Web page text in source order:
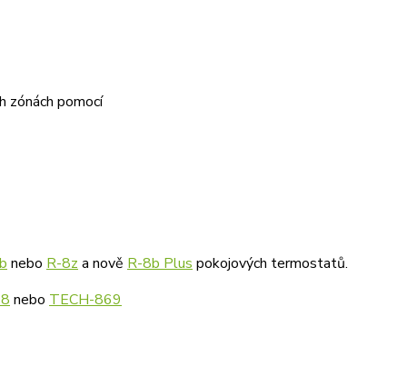
zónách pomocí
nebo R-8z a nově R-8b Plus pokojových termostatů.
nebo TECH-869